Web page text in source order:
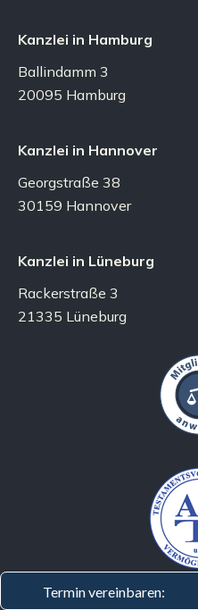
Kanzlei in Hamburg
Ballindamm 3
20095 Hamburg
Kanzlei in Hannover
Georgstraße 38
30159 Hannover
Kanzlei in Lüneburg
Rackerstraße 3
21335 Lüneburg
Termin vereinbaren: